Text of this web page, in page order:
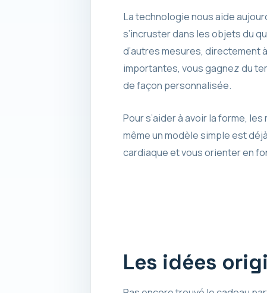
La technologie nous aide
s’incruster dans les objets du
d’autres mesures, directement
importantes, vous gagnez du
de façon personnalisée.
Pour s’aider à avoir la forme,
même un modèle simple est
cardiaque et vous orienter en
Les idées